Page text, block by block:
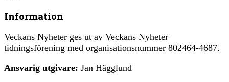
Information
Veckans Nyheter ges ut av Veckans Nyheter
tidningsförening med organisationsnummer 802464-4687.
Ansvarig utgivare: Jan Hägglund